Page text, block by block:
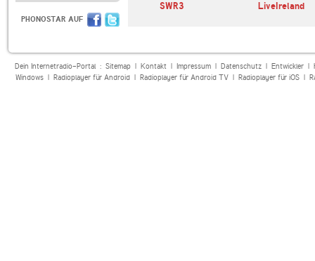
PHONOSTAR AUF
SWR3 LiveIreland
Dein Internetradio-Portal : Sitemap| Kontakt| Impressum| Datenschutz| Entwickler|
Windows| Radioplayer für Android| Radioplayer für Android TV| Radioplayer für iOS|